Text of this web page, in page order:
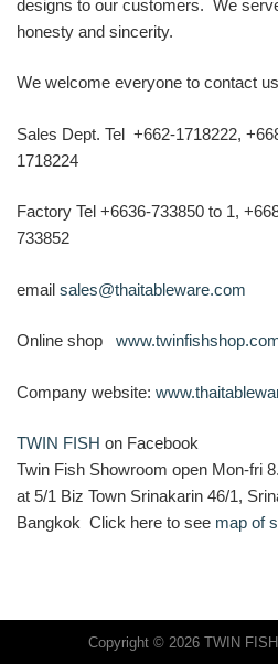
designs to our customers. We
honesty and sincerity.
We welcome everyone to contact
Sales Dept. Tel +662-1718222,
1718224
Factory Tel +6636-733850 to 1,
733852
email sales@thaitableware.com
Online shop
Company website:
TWIN FISH on Facebook
Twin Fish Showroom open Mon-fri
at 5/1 Biz Town Srinakarin 46/1,
Bangkok Click here to see map of
Copyright © 2026 TWIN